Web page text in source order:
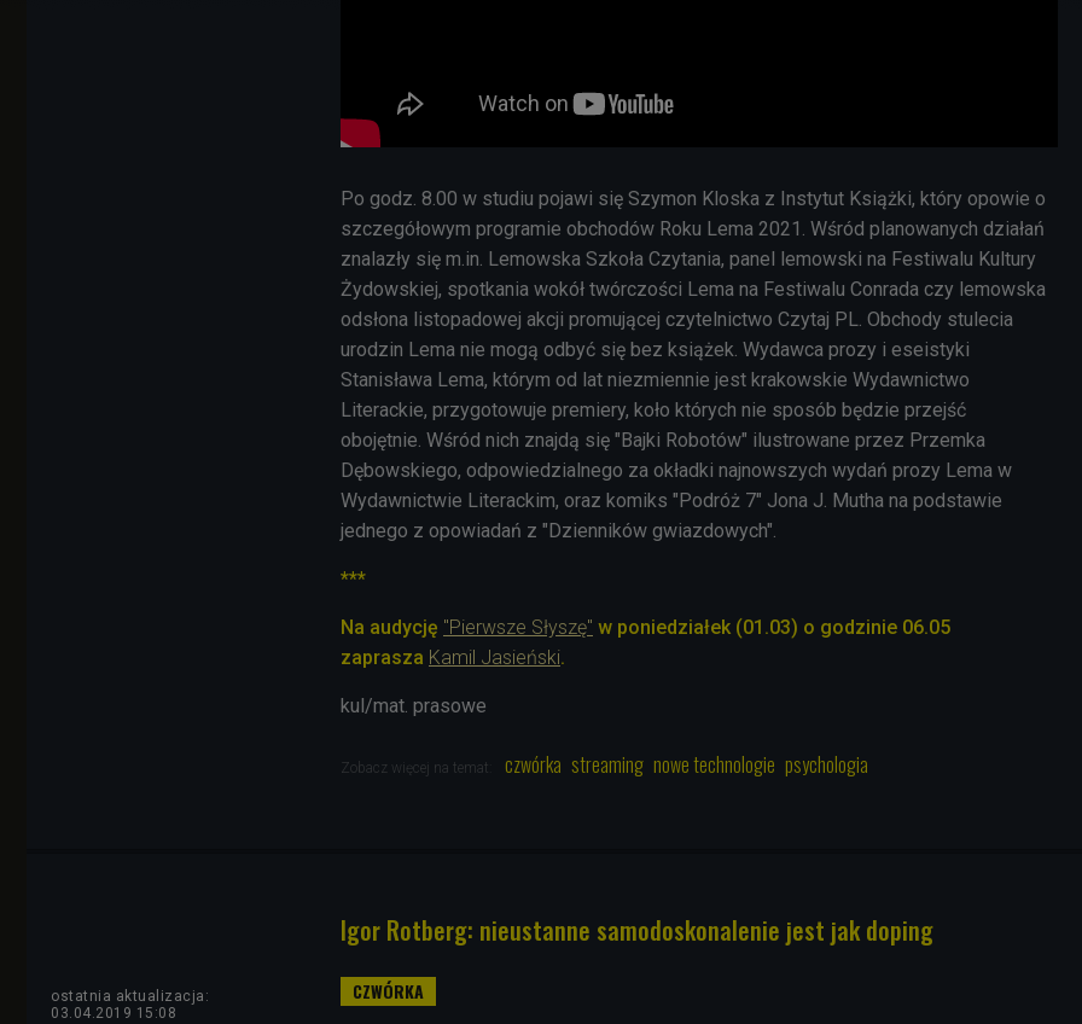
Po godz. 8.00 w studiu pojawi się Szymon Kloska z Instytut Książki, który opowie o
szczegółowym programie obchodów Roku Lema 2021. Wśród planowanych działań
znalazły się m.in. Lemowska Szkoła Czytania, panel lemowski na Festiwalu Kultury
Żydowskiej, spotkania wokół twórczości Lema na Festiwalu Conrada czy lemowska
odsłona listopadowej akcji promującej czytelnictwo Czytaj PL. Obchody stulecia
urodzin Lema nie mogą odbyć się bez książek. Wydawca prozy i eseistyki
Stanisława Lema, którym od lat niezmiennie jest krakowskie Wydawnictwo
Literackie, przygotowuje premiery, koło których nie sposób będzie przejść
obojętnie. Wśród nich znajdą się "Bajki Robotów" ilustrowane przez Przemka
Dębowskiego, odpowiedzialnego za okładki najnowszych wydań prozy Lema w
Wydawnictwie Literackim, oraz komiks "Podróż 7" Jona J. Mutha na podstawie
jednego z opowiadań z "Dzienników gwiazdowych".
***
Na audycję "Pierwsze Słyszę" w poniedziałek (01.03) o godzinie 06.05
zaprasza Kamil Jasieński.
kul/mat. prasowe
Zobacz więcej na temat: czwórka streaming nowe technologie psychologia
Igor Rotberg: nieustanne samodoskonalenie jest jak doping
ostatnia aktualizacja:
03.04.2019 15:08